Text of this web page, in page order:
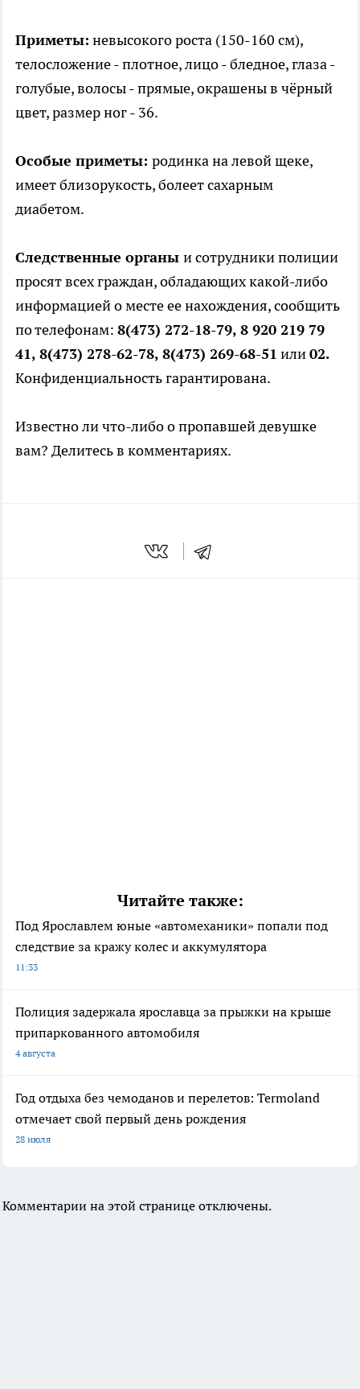
Приметы: невысокого роста (150-160 см),
телосложение - плотное, лицо - бледное, глаза -
голубые, волосы - прямые, окрашены в чёрный
цвет, размер ног - 36.
Особые приметы: родинка на левой щеке,
имеет близорукость, болеет сахарным
диабетом.
Следственные органы и сотрудники полиции
просят всех граждан, обладающих какой-либо
информацией о месте ее нахождения, сообщить
по телефонам: 8(473) 272-18-79, 8 920 219 79
41, 8(473) 278-62-78, 8(473) 269-68-51 или02.
Конфиденциальность гарантирована.
Известно ли что-либо о пропавшей девушке
вам? Делитесь в комментариях.
Читайте также:
Под Ярославлем юные «автомеханики» попали под
следствие за кражу колес и аккумулятора
11:33
Полиция задержала ярославца за прыжки на крыше
припаркованного автомобиля
4 августа
Год отдыха без чемоданов и перелетов: Termoland
отмечает свой первый день рождения
28 июля
Комментарии на этой странице отключены.